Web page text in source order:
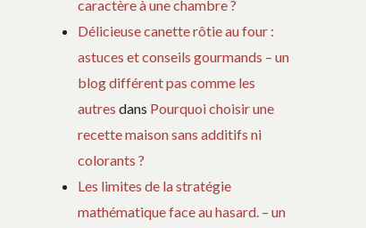
caractère à une chambre ?
Délicieuse canette rôtie au four :
astuces et conseils gourmands – un
blog différent pas comme les
autres dans Pourquoi choisir une
recette maison sans additifs ni
colorants ?
Les limites de la stratégie
mathématique face au hasard. – un